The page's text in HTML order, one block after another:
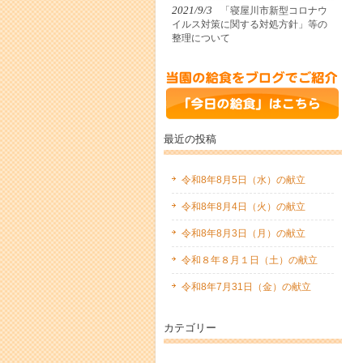
2021/9/3
「寝屋川市新型コロナウ
イルス対策に関する対処方針」等の
整理について
最近の投稿
令和8年8月5日（水）の献立
令和8年8月4日（火）の献立
令和8年8月3日（月）の献立
令和８年８月１日（土）の献立
令和8年7月31日（金）の献立
カテゴリー